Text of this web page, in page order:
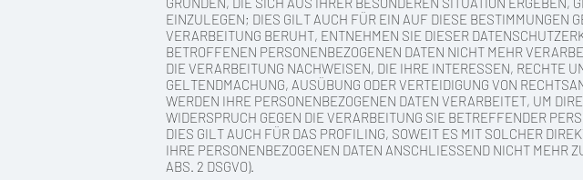
EINZULEGEN; DIES GILT AUCH FÜR EIN AUF DIESE BESTIMMUNGEN
VERARBEITUNG BERUHT, ENTNEHMEN SIE DIESER
BETROFFENEN PERSONENBEZOGENEN DATEN NICHT MEHR
DIE VERARBEITUNG NACHWEISEN, DIE IHRE INTERESSEN, RECHTE
GELTENDMACHUNG, AUSÜBUNG ODER VERTEIDIGUNG VON
WERDEN IHRE PERSONENBEZOGENEN DATEN VERARBEITET, UM
WIDERSPRUCH GEGEN DIE VERARBEITUNG SIE BETREFFENDER
DIES GILT AUCH FÜR DAS PROFILING, SOWEIT ES MIT SOLCHER
IHRE PERSONENBEZOGENEN DATEN ANSCHLIESSEND NICHT MEHR
ABS. 2 DSGVO).